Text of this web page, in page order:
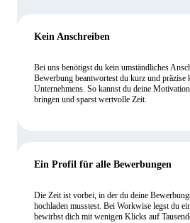
Kein Anschreiben
Bei uns benötigst du kein umständliches
Bewerbung beantwortest du kurz und präzise
Unternehmens. So kannst du deine
bringen und sparst wertvolle Zeit.
Ein Profil für alle Bewerbungen
Die Zeit ist vorbei, in der du deine
hochladen musstest. Bei Workwise legst du
bewirbst dich mit wenigen Klicks auf